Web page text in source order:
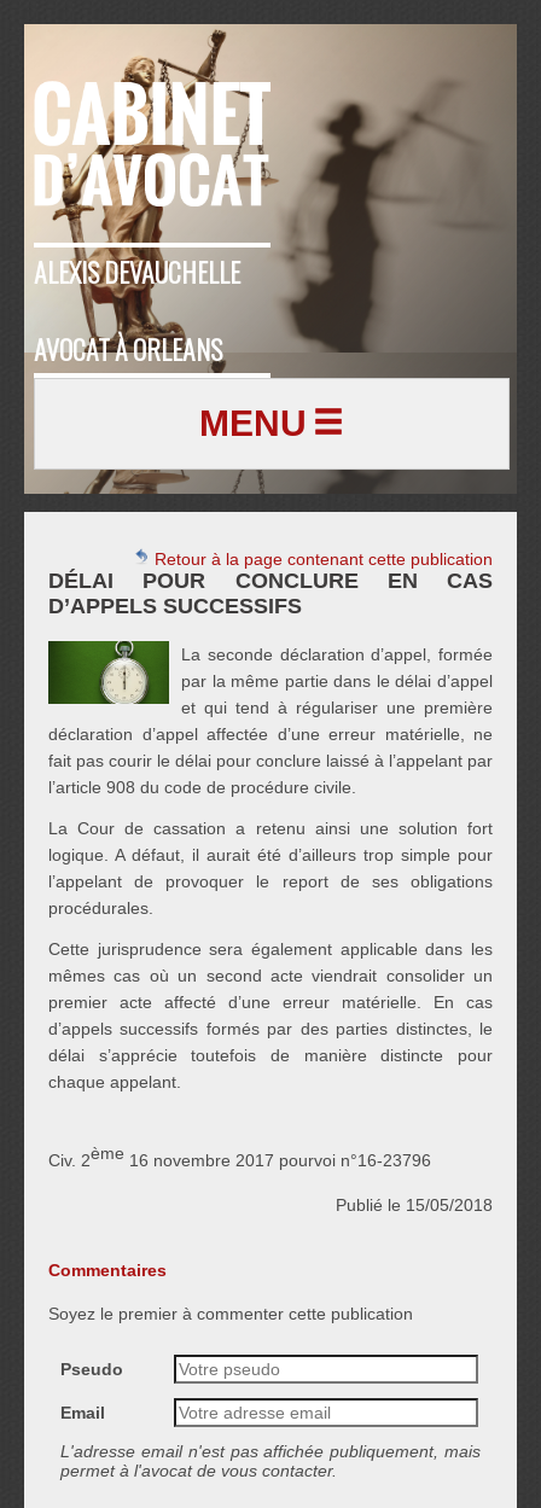
ALEXIS DEVAUCHELLE
AVOCAT À ORLEANS
MENU
Retour à la page contenant cette publication
DÉLAI POUR CONCLURE EN CAS
D’APPELS SUCCESSIFS
La seconde déclaration d’appel, formée
par la même partie dans le délai d’appel
et qui tend à régulariser une première
déclaration d’appel affectée d’une erreur matérielle, ne
fait pas courir le délai pour conclure laissé à l’appelant par
l’article 908 du code de procédure civile.
La Cour de cassation a retenu ainsi une solution fort
logique. A défaut, il aurait été d’ailleurs trop simple pour
l’appelant de provoquer le report de ses obligations
procédurales.
Cette jurisprudence sera également applicable dans les
mêmes cas où un second acte viendrait consolider un
premier acte affecté d’une erreur matérielle. En cas
d’appels successifs formés par des parties distinctes, le
délai s’apprécie toutefois de manière distincte pour
chaque appelant.
Civ. 2ème 16 novembre 2017 pourvoi n°16-23796
Publié le 15/05/2018
Commentaires
Soyez le premier à commenter cette publication
Pseudo
Email
L'adresse email n'est pas affichée publiquement, mais
permet à l'avocat de vous contacter.